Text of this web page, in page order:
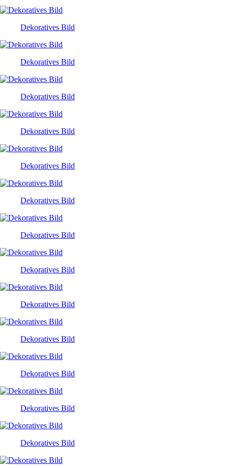
Dekoratives Bild
Dekoratives Bild
Dekoratives Bild
Dekoratives Bild
Dekoratives Bild
Dekoratives Bild
Dekoratives Bild
Dekoratives Bild
Dekoratives Bild
Dekoratives Bild
Dekoratives Bild
Dekoratives Bild
Dekoratives Bild